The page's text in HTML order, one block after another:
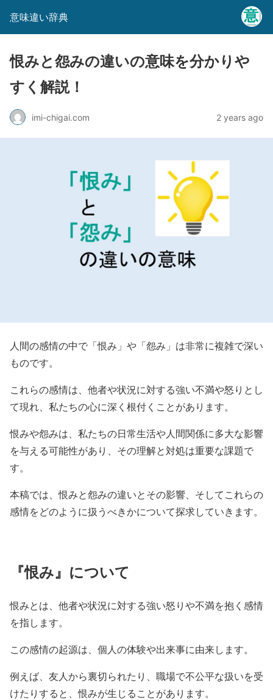
意味違い辞典
恨みと怨みの違いの意味を分かりや
すく解説！
imi-chigai.com 2 years ago
人間の感情の中で「恨み」や「怨み」は非常に複雑で深い
ものです。
これらの感情は、他者や状況に対する強い不満や怒りとし
て現れ、私たちの心に深く根付くことがあります。
恨みや怨みは、私たちの日常生活や人間関係に多大な影響
を与える可能性があり、その理解と対処は重要な課題で
す。
本稿では、恨みと怨みの違いとその影響、そしてこれらの
感情をどのように扱うべきかについて探求していきます。
『恨み』について
恨みとは、他者や状況に対する強い怒りや不満を抱く感情
を指します。
この感情の起源は、個人の体験や出来事に由来します。
例えば、友人から裏切られたり、職場で不公平な扱いを受
けたりすると、恨みが生じることがあります。